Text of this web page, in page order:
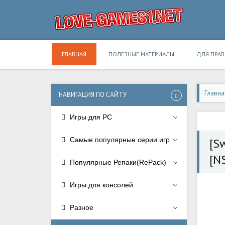
ГЛАВНАЯ ПОЛЕЗНЫЕ МАТЕРИАЛЫ ДЛЯ
НАВИГАЦИЯ ПО САЙТУ
Игры для PC
Самые популярные серии игр
Популярные Репаки(RePack)
Игры для консолей
Разное